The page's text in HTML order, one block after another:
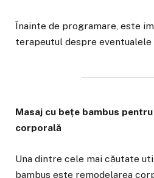
Înainte de programare, este
terapeutul despre
Masaj cu bețe bambus
corporală
Una dintre cele mai căutate
bambus este remodelarea